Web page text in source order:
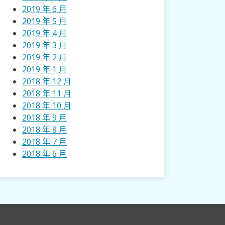
2019 年 6 月
2019 年 5 月
2019 年 4 月
2019 年 3 月
2019 年 2 月
2019 年 1 月
2018 年 12 月
2018 年 11 月
2018 年 10 月
2018 年 9 月
2018 年 8 月
2018 年 7 月
2018 年 6 月